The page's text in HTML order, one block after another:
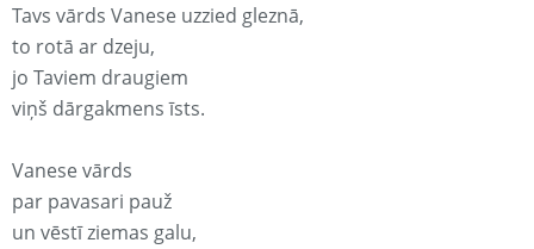
Tavs vārds Vanese uzzied gleznā,
to rotā ar dzeju,
jo Taviem draugiem
viņš dārgakmens īsts.
Vanese vārds
par pavasari pauž
un vēstī ziemas galu,